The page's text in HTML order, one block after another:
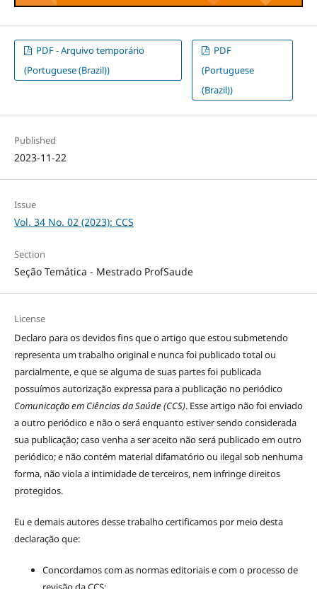
PDF - Arquivo temporário
(Portuguese (Brazil))
PDF
(Portuguese
(Brazil))
Published
2023-11-22
Issue
Vol. 34 No. 02 (2023): CCS
Section
Seção Temática - Mestrado ProfSaude
License
Declaro para os devidos fins que o artigo que estou submetendo
representa um trabalho original e nunca foi publicado total ou
parcialmente, e que se alguma de suas partes foi publicada
possuímos autorização expressa para a publicação no periódico
Comunicação em Ciências da Saúde (CCS). Esse artigo não foi enviado
a outro periódico e não o será enquanto estiver sendo considerada
sua publicação; caso venha a ser aceito não será publicado em outro
periódico; e não contém material difamatório ou ilegal sob nenhuma
forma, não viola a intimidade de terceiros, nem infringe direitos
protegidos.
Eu e demais autores desse trabalho certificamos por meio desta
declaração que:
Concordamos com as normas editoriais e com o processo de